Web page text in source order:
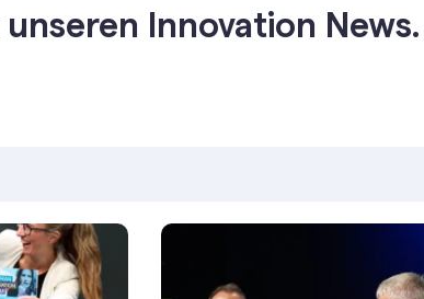
Innovation News.